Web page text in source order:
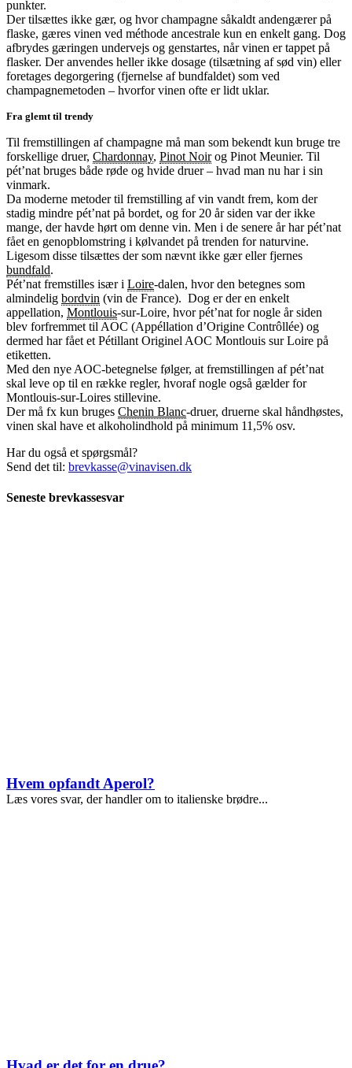
punkter.
Der tilsættes ikke gær, og hvor champagne såkaldt andengærer på
flaske, gæres vinen ved méthode ancestrale kun en enkelt gang. Dog
afbrydes gæringen undervejs og genstartes, når vinen er tappet på
flasker. Der anvendes heller ikke dosage (tilsætning af sød vin) eller
foretages degorgering (fjernelse af bundfaldet) som ved
champagnemetoden – hvorfor vinen ofte er lidt uklar.
Fra glemt til trendy
Til fremstillingen af champagne må man som bekendt kun bruge tre
forskellige druer, Chardonnay, Pinot Noirog Pinot Meunier. Til
pét’nat bruges både røde og hvide druer – hvad man nu har i sin
vinmark.
Da moderne metoder til fremstilling af vin vandt frem, kom der
stadig mindre pét’nat på bordet, og for 20 år siden var der ikke
mange, der havde hørt om denne vin. Men i de senere år har pét’nat
fået en genopblomstring i kølvandet på trenden for naturvine.
Ligesom disse tilsættes der som nævnt ikke gær eller fjernes
bundfald.
Pét’nat fremstilles især i Loire-dalen, hvor den betegnes som
almindelig bordvin (vin de France). Dog er der en enkelt
appellation, Montlouis-sur-Loire, hvor pét’nat for nogle år siden
blev forfremmet til AOC (Appéllation d’Origine Contrôllée) og
dermed har fået et Pétillant Originel AOC Montlouis sur Loire på
etiketten.
Med den nye AOC-betegnelse følger, at fremstillingen af pét’nat
skal leve op til en række regler, hvoraf nogle også gælder for
Montlouis-sur-Loires stillevine.
Der må fx kun bruges Chenin Blanc-druer, druerne skal håndhøstes,
vinen skal have et alkoholindhold på minimum 11,5% osv.
Har du også et spørgsmål?
Send det til: brevkasse@vinavisen.dk
Seneste brevkassesvar
Hvem opfandt Aperol?
Læs vores svar, der handler om to italienske brødre...